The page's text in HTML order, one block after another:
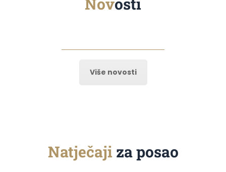
Više novosti
Natječaji za posao